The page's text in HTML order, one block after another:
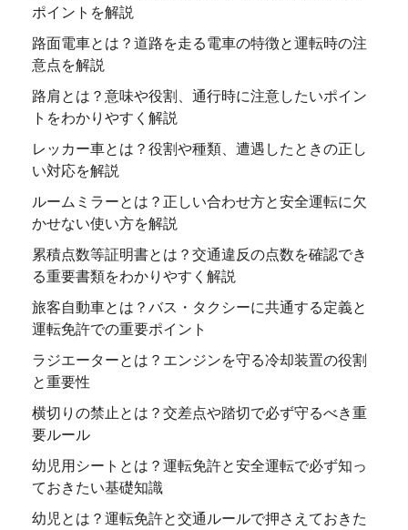
ポイントを解説
路面電車とは？道路を走る電車の特徴と運転時の注
意点を解説
路肩とは？意味や役割、通行時に注意したいポイン
トをわかりやすく解説
レッカー車とは？役割や種類、遭遇したときの正し
い対応を解説
ルームミラーとは？正しい合わせ方と安全運転に欠
かせない使い方を解説
累積点数等証明書とは？交通違反の点数を確認でき
る重要書類をわかりやすく解説
旅客自動車とは？バス・タクシーに共通する定義と
運転免許での重要ポイント
ラジエーターとは？エンジンを守る冷却装置の役割
と重要性
横切りの禁止とは？交差点や踏切で必ず守るべき重
要ルール
幼児用シートとは？運転免許と安全運転で必ず知っ
ておきたい基礎知識
幼児とは？運転免許と交通ルールで押さえておきた